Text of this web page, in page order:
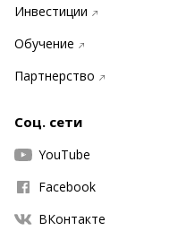
Инвестиции
Обучение
Партнерство
Соц. сети
YouTube
Facebook
ВКонтакте